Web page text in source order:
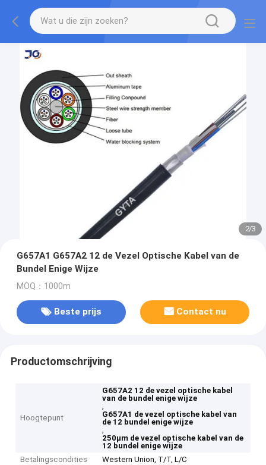
2/3
G657A1 G657A2 12 de Vezel Optische Kabel van de
Bundel Enige Wijze
MOQ：1000m
Beste prijs Contact nu
Productomschrijving
Hoogtepunt
G657A2 12 de vezel optische kabel
van de bundel enige wijze
,
G657A1 de vezel optische kabel van
de 12 bundel enige wijze
,
250µm de vezel optische kabel van de
12 bundel enige wijze
Betalingscondities
Western Union, T/T, L/C